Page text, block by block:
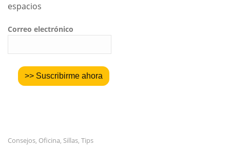
espacios
Correo electrónico
Consejos, Oficina, Sillas, Tips